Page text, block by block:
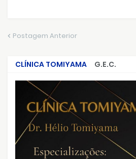
Postagem Anterior
CLÍNICA TOMIYAMA
G.E.C.
CRIMES QUE ABALARAM O BRASIL